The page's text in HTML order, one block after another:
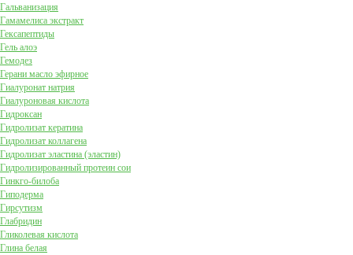
Гальванизация
Гамамелиса экстракт
Гексапептиды
Гель алоэ
Гемодез
Герани масло эфирное
Гиалуронат натрия
Гиалуроновая кислота
Гидроксан
Гидролизат кератина
Гидролизат коллагена
Гидролизат эластина (эластин)
Гидролизированный протеин сои
Гинкго-билоба
Гиподерма
Гирсутизм
Глабридин
Гликолевая кислота
Глина белая